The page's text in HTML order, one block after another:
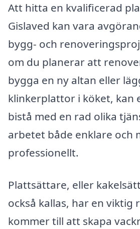
Att hitta en kvalificerad
Gislaved kan vara
bygg- och
om du planerar att
bygga en ny altan eller
klinkerplattor i köket, kan
bistå med en rad olika
arbetet både enklare och
professionellt.
Plattsättare, eller
också kallas, har en viktig
kommer till att skapa